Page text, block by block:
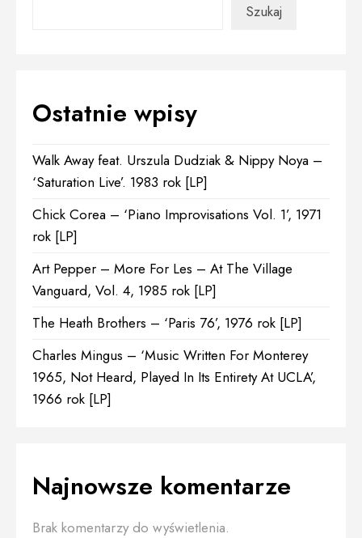
Szukaj
Ostatnie wpisy
Walk Away feat. Urszula Dudziak & Nippy Noya –
‘Saturation Live’. 1983 rok [LP]
Chick Corea – ‘Piano Improvisations Vol. 1’, 1971
rok [LP]
Art Pepper – More For Les – At The Village
Vanguard, Vol. 4, 1985 rok [LP]
The Heath Brothers – ‘Paris 76’, 1976 rok [LP]
Charles Mingus – ‘Music Written For Monterey
1965, Not Heard, Played In Its Entirety At UCLA’,
1966 rok [LP]
Najnowsze komentarze
Brak komentarzy do wyświetlenia.